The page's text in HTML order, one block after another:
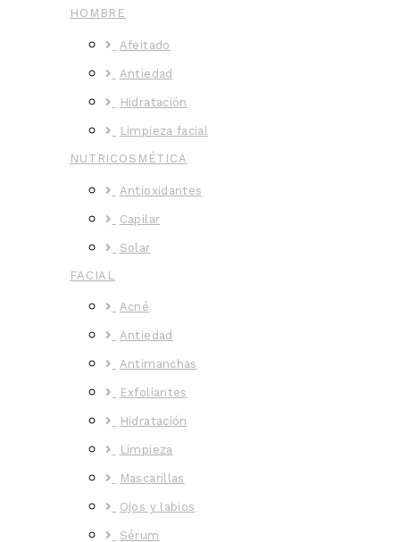
HOMBRE
Afeitado
Antiedad
Hidratación
Limpieza facial
NUTRICOSMÉTICA
Antioxidantes
Capilar
Solar
FACIAL
Acné
Antiedad
Antimanchas
Exfoliantes
Hidratación
Limpieza
Mascarillas
Ojos y labios
Sérum